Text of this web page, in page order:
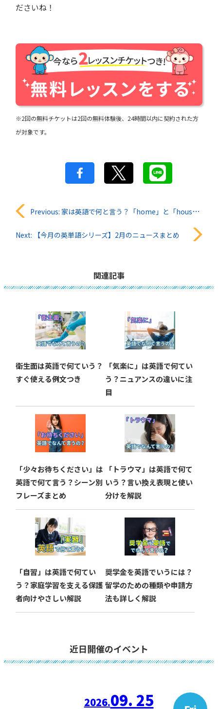
ださいね！
※2回の無料チケットは2回の無料体験後、24時間以内に契約された方
が対象です。
投
稿
ョ
ン
Previous: 家は英語で何と言う？「home」と「house」の違いと使い分けを解説！
Next: 【今月の英単語シリーズ】2月のニュースまとめ
関連記事
衛生面は英語で何ていう？
すぐ使える例文つき
「気楽に」は英語で何てい
う？ニュアンスの違いに注
目
「少々お待ちください」は
英語で何て言う？シーン別
フレーズまとめ
「トラウマ」は英語で何て
いう？言い換え表現と使い
分けを解説
「自習」は英語で何てい
う？家庭学習を支える保護
者向けやさしい解説
奨学金を英語でいうには？
留学のための種類や申請方
法も詳しく解説
近日開催のイベント
2026.09. 25